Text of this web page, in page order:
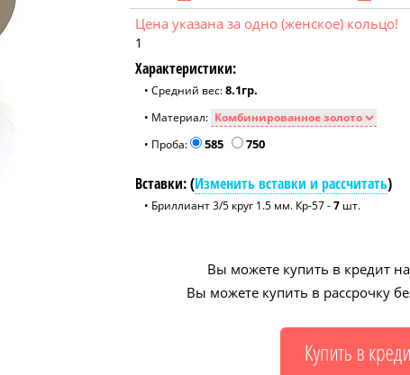
Цена указана за одно (женское) кольцо!
1
Характеристики:
• Средний вес:8.1гр.
• Материал:
• Проба:
585 750
Вставки: (Изменить вставки и рассчитать)
• Бриллиант 3/5 круг 1.5 мм. Кр-57 -7 шт.
Вы можете купить в кредит на
Вы можете купить в рассрочку